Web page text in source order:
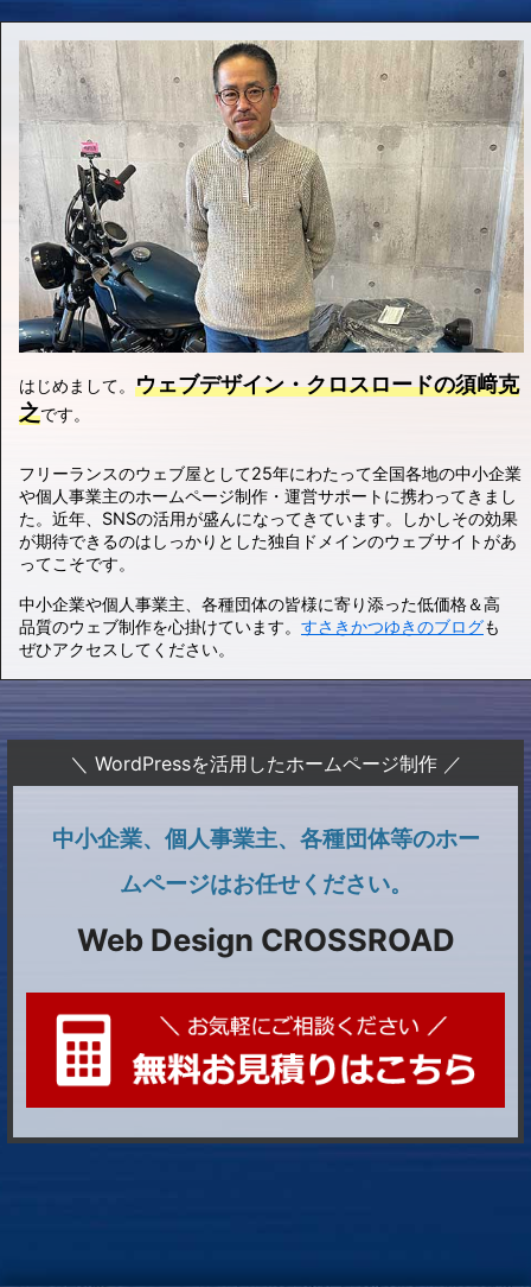
はじめまして。 ウェブデザイン・クロスロードの須﨑克
之です。
フリーランスのウェブ屋として25年にわたって全国各地の中小企業
や個人事業主のホームページ制作・運営サポートに携わってきまし
た。近年、SNSの活用が盛んになってきています。しかしその効果
が期待できるのはしっかりとした独自ドメインのウェブサイトがあ
ってこそです。
中小企業や個人事業主、各種団体の皆様に寄り添った低価格＆高
品質のウェブ制作を心掛けています。 すさきかつゆきのブログも
ぜひアクセスしてください。
＼ WordPressを活用したホームページ制作 ／
中小企業、個人事業主、各種団体等のホー
ムページはお任せください。
Web Design CROSSROAD